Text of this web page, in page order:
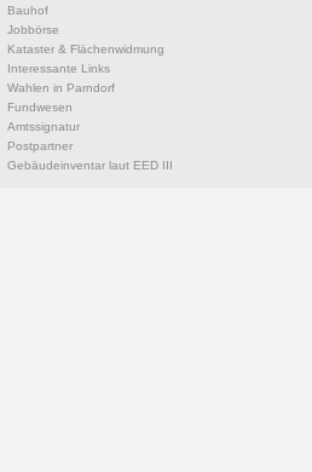
Bauhof
Jobbörse
Kataster & Flächenwidmung
Interessante Links
Wahlen in Parndorf
Fundwesen
Amtssignatur
Postpartner
Gebäudeinventar laut EED III